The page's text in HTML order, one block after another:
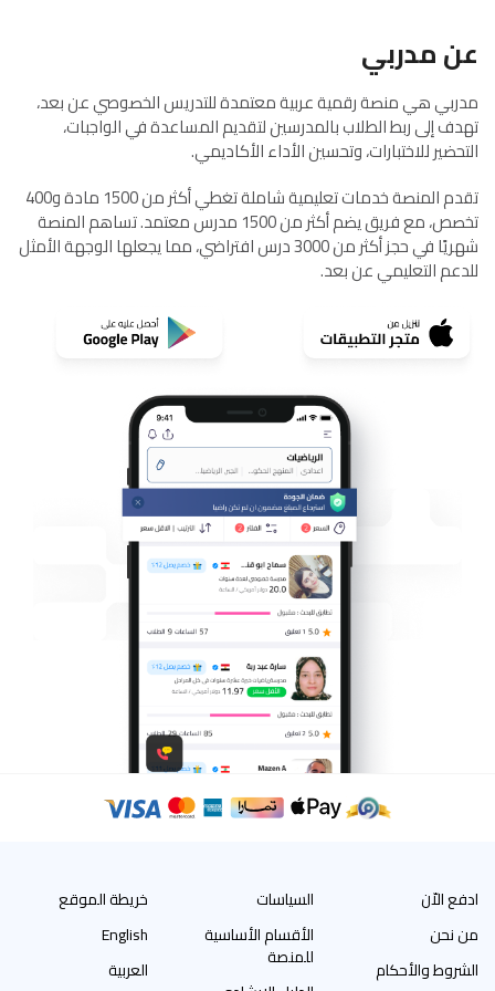
عن مدربي
مدربي هي منصة رقمية عربية معتمدة للتدريس الخصوصي عن بعد،
تهدف إلى ربط الطلاب بالمدرسين لتقديم المساعدة في الواجبات،
التحضير للاختبارات، وتحسين الأداء الأكاديمي.
تقدم المنصة خدمات تعليمية شاملة تغطي أكثر من 1500 مادة و400
تخصص، مع فريق يضم أكثر من 1500 مدرس معتمد. تساهم المنصة
شهريًا في حجز أكثر من 3000 درس افتراضي، مما يجعلها الوجهة الأمثل
للدعم التعليمي عن بعد.
ادفع الاّن
من نحن
الشروط والأحكام
السياسات
الأقسام الأساسية
للمنصة
خريطة الموقع
English
العربية